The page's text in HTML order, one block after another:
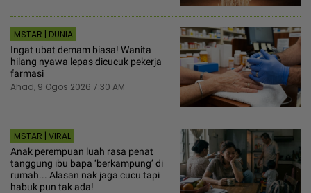
MSTAR | DUNIA
Ingat ubat demam biasa! Wanita
hilang nyawa lepas dicucuk pekerja
farmasi
Ahad, 9 Ogos 2026 7:30 AM
MSTAR | VIRAL
Anak perempuan luah rasa penat
tanggung ibu bapa ‘berkampung’ di
rumah... Alasan nak jaga cucu tapi
habuk pun tak ada!